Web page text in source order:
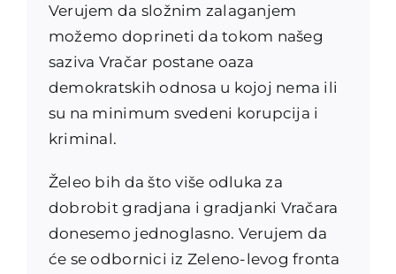
Verujem da složnim zalaganjem
možemo doprineti da tokom našeg
saziva Vračar postane oaza
demokratskih odnosa u kojoj nema ili
su na minimum svedeni korupcija i
kriminal.
Želeo bih da što više odluka za
dobrobit gradjana i gradjanki Vračara
donesemo jednoglasno. Verujem da
će se odbornici iz Zeleno-levog fronta